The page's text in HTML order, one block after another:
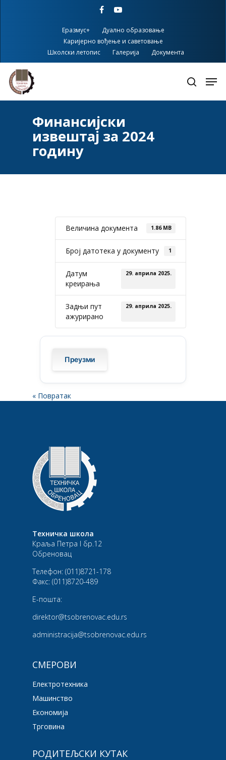
facebookyoutube
Еразмус+
Дуално образовање
Каријерно вођење и саветовање
Школски летопис
Галерија Документа
Финансијски
извештај за 2024
годину
Величина документа 1.86 MB
Број датотека у документу 1
Датум
креирања
29. априла 2025.
Задњи пут
ажурирано
29. априла 2025.
Преузми
« Повратак
Техничка школа
Краља Петра I бр.12
Обреновац
Телефон: (011)8721-178
Факс: (011)8720-489
Е-пошта:
direktor@tsobrenovac.edu.rs
administracija@tsobrenovac.edu.rs
СМЕРОВИ
Електротехника
Машинство
Економија
Трговина
РОДИТЕЉСКИ КУТАК